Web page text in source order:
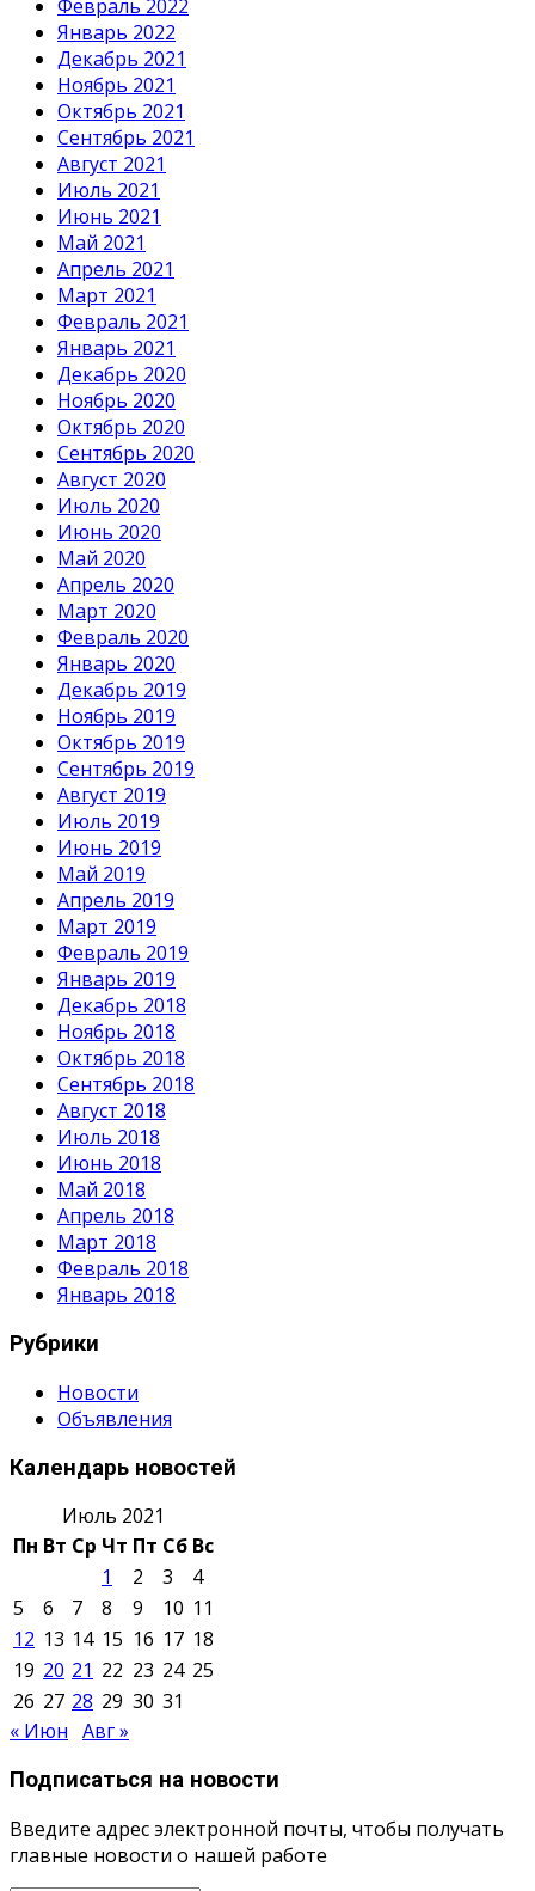
Февраль 2022
Январь 2022
Декабрь 2021
Ноябрь 2021
Октябрь 2021
Сентябрь 2021
Август 2021
Июль 2021
Июнь 2021
Май 2021
Апрель 2021
Март 2021
Февраль 2021
Январь 2021
Декабрь 2020
Ноябрь 2020
Октябрь 2020
Сентябрь 2020
Август 2020
Июль 2020
Июнь 2020
Май 2020
Апрель 2020
Март 2020
Февраль 2020
Январь 2020
Декабрь 2019
Ноябрь 2019
Октябрь 2019
Сентябрь 2019
Август 2019
Июль 2019
Июнь 2019
Май 2019
Апрель 2019
Март 2019
Февраль 2019
Январь 2019
Декабрь 2018
Ноябрь 2018
Октябрь 2018
Сентябрь 2018
Август 2018
Июль 2018
Июнь 2018
Май 2018
Апрель 2018
Март 2018
Февраль 2018
Январь 2018
Рубрики
Новости
Объявления
Календарь новостей
Июль 2021
Пн Вт Ср Чт Пт Сб Вс
1
2 3
4
5
6 7 8 9 10 11
12 13 14 15 16 17 18
19 20 21 22 23 24 25
26 27 28 29 30 31
« Июн Авг »
Подписаться на новости
Введите адрес электронной почты, чтобы получать
главные новости о нашей работе